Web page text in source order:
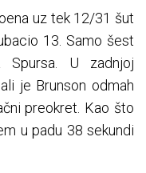
uz tek 12/31 šut
13. Samo šest
Spursa. U zadnjoj
je Brunson odmah
preokret. Kao što
u padu 38 sekundi